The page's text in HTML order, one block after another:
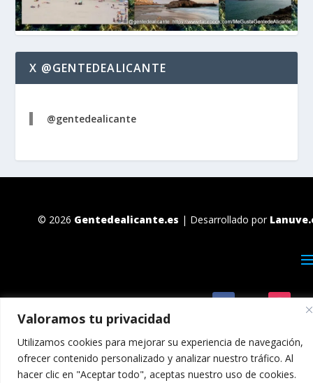
Valoramos tu privacidad
Utilizamos cookies para mejorar su experiencia de navegación,
ofrecer contenido personalizado y analizar nuestro tráfico. Al
hacer clic en "Aceptar todo", aceptas nuestro uso de cookies.
X @GENTEDEALICANTE
@gentedealicante
© 2026 Gentedealicante.es | Desarrollado por